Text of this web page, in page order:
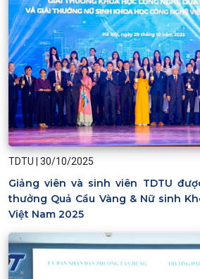
TDTU 30/10/2025
Giảng viên và sinh viên TDTU
thưởng Quả Cầu Vàng & Nữ sinh
Việt Nam 2025